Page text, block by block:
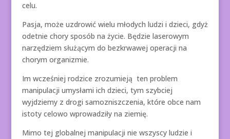
celu.
Pasja, może uzdrowić wielu młodych ludzi i dzieci, gdyż
odetnie chory sposób na życie. Będzie laserowym
narzędziem służącym do bezkrwawej operacji na
chorym organizmie.
Im wcześniej rodzice zrozumieją ten problem
manipulacji umysłami ich dzieci, tym szybciej
wyjdziemy z drogi samozniszczenia, które obce nam
istoty celowo wprowadziły na ziemię.
Mimo tej globalnej manipulacji nie wszyscy ludzie i